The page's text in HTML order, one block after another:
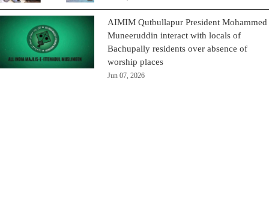
AIMIM Qutbullapur President Mohammed
Muneeruddin interact with locals of
Bachupally residents over absence of
worship places
Jun 07, 2026